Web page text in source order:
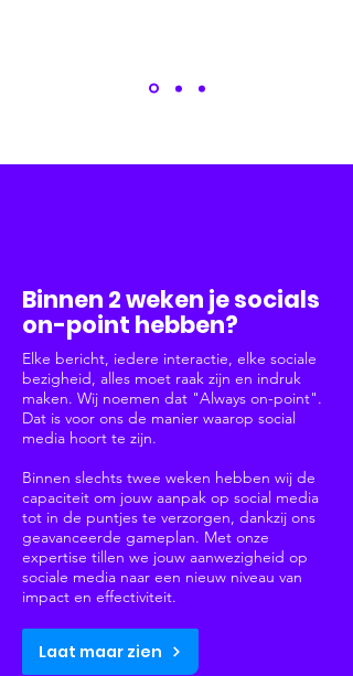
Binnen 2 weken je socials
on-point hebben?
Elke bericht, iedere interactie, elke sociale
bezigheid, alles moet raak zijn en indruk
maken. Wij noemen dat "Always on-point".
Dat is voor ons de manier waarop social
media hoort te zijn.
Binnen slechts twee weken hebben wij de
capaciteit om jouw aanpak op social media
tot in de puntjes te verzorgen, dankzij ons
geavanceerde gameplan. Met onze
expertise tillen we jouw aanwezigheid op
sociale media naar een nieuw niveau van
impact en effectiviteit.
Laat maar zien